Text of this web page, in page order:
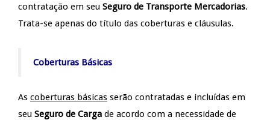
contratação em seu Seguro de Transporte Mercadorias.
Trata-se apenas do título das coberturas e cláusulas.
Coberturas Básicas
As coberturas básicas serão contratadas e incluídas em
seu Seguro de Carga de acordo com a necessidade de